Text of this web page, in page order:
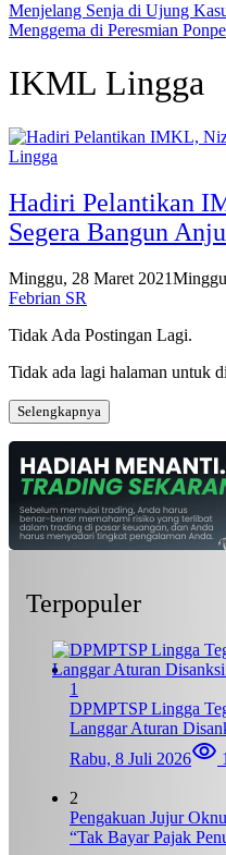
Menjelang Senja di Ujung
Menggema di Peresmian
IKML Lingga
Lingga
Hadiri Pelantikan
Segera Bangun
Minggu, 28 Maret 2021
Febrian SR
Tidak Ada Postingan Lagi.
Tidak ada lagi halaman untuk
Selengkapnya
Terpopuler
1
DPMPTSP Lingga
Langgar Aturan
Rabu, 8 Juli 2026
2
Pengakuan Jujur
“Tak Bayar Pajak